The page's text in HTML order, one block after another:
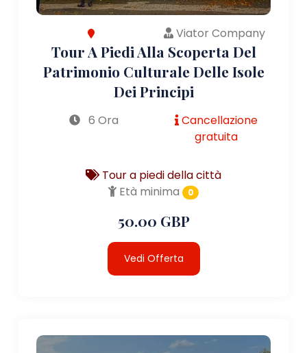
Viator Company
Tour A Piedi Alla Scoperta Del
Patrimonio Culturale Delle Isole
Dei Principi
6 Ora
Cancellazione
gratuita
Tour a piedi della città
Età minima
0
50.00 GBP
Vedi Offerta